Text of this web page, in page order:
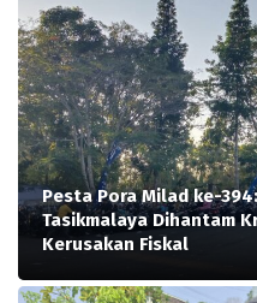
Pesta Pora Milad ke-
Tasikmalaya Dihantam
Kerusakan Fiskal